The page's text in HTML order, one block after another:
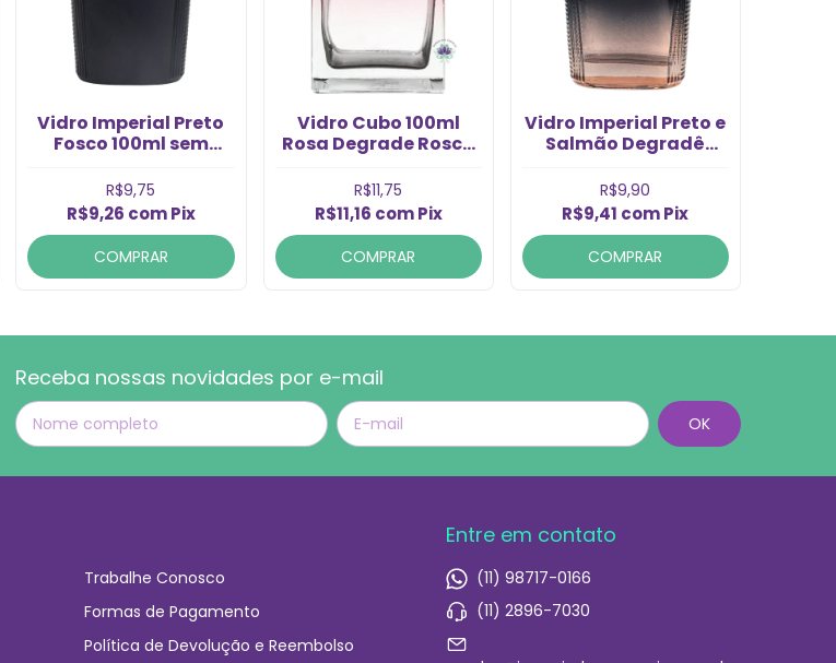
Vidro Imperial Preto
Fosco 100ml sem
(1un)
R$9,75
R$9,26 comPix
COMPRAR
Vidro Cubo 100ml
Rosa Degrade Rosca
R$11,75
R$11,16 com Pix
COMPRAR
Vidro Imperial Preto e
Salmão Degradê
Rosca 28/410 (1un)
R$9,90
R$9,41 comPix
COMPRAR
Receba nossas novidades por e-mail
Trabalhe Conosco
Formas de Pagamento
Política de Devolução e Reembolso
Entre em contato
(11) 98717-0166
(11) 2896-7030